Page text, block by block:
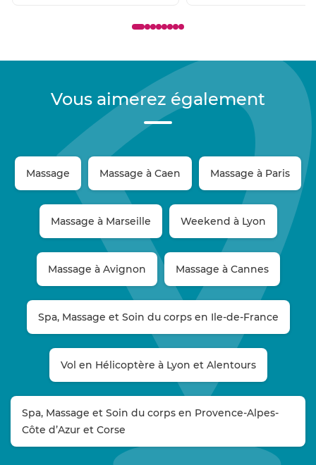
Vous aimerez également
Massage Massage à Caen Massage à Paris
Massage à Marseille Weekend à Lyon
Massage à Avignon Massage à Cannes
Spa, Massage et Soin du corps en Ile-de-France
Vol en Hélicoptère à Lyon et Alentours
Spa, Massage et Soin du corps en Provence-Alpes-
Côte d’Azur et Corse